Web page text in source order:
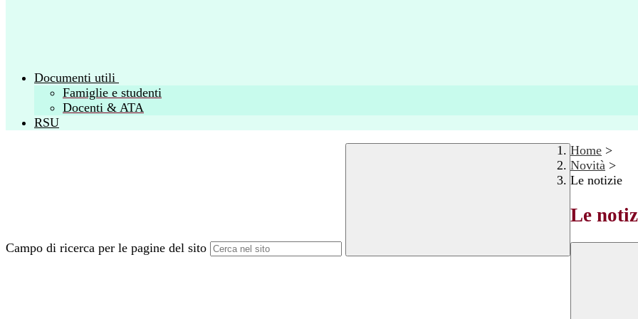
Documenti utili
Famiglie e studenti
Docenti & ATA
RSU
Campo di ricerca per le pagine del sito
Home >
Novità >
Le notizie
Le